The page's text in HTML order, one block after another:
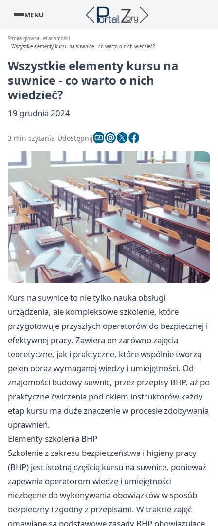
MENU
Strona główna Wiadomości
Wszystkie elementy kursu na suwnice - co warto o nich wiedzieć?
Wszystkie elementy kursu na
suwnice - co warto o nich
wiedzieć?
19 grudnia 2024
3 min czytania Udostępnij
Kurs na suwnice to nie tylko nauka obsługi
urządzenia, ale kompleksowe szkolenie, które
przygotowuje przyszłych operatorów do bezpiecznej i
efektywnej pracy. Zawiera on zarówno zajęcia
teoretyczne, jak i praktyczne, które wspólnie tworzą
pełen obraz wymaganej wiedzy i umiejętności. Od
znajomości budowy suwnic, przez przepisy BHP, aż po
praktyczne ćwiczenia pod okiem instruktorów każdy
etap kursu ma duże znaczenie w procesie zdobywania
uprawnień.
Elementy szkolenia BHP
Szkolenie z zakresu bezpieczeństwa i higieny pracy
(BHP) jest istotną częścią kursu na suwnice, ponieważ
zapewnia operatorom wiedzę i umiejętności
niezbędne do wykonywania obowiązków w sposób
bezpieczny i zgodny z przepisami. W trakcie zajęć
omawiane są podstawowe zasady BHP obowiązujące